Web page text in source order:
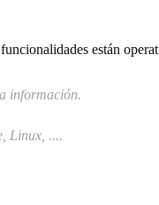
están
información.
Linux, ....